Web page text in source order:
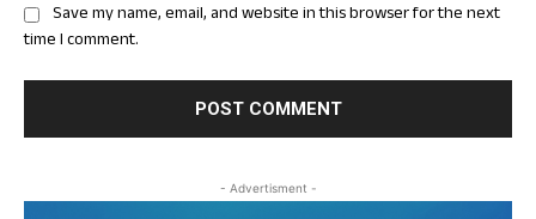
Save my name, email, and website in this browser for the next
time I comment.
- Advertisment -